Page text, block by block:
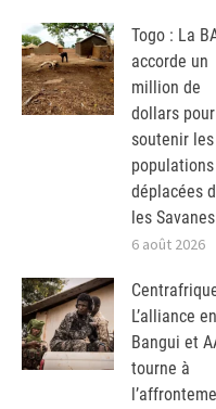
Togo : La
accorde un
million de
dollars pour
soutenir les
populations
déplacées
les Savanes
6 août 2026
L’alliance
Bangui et
tourne à